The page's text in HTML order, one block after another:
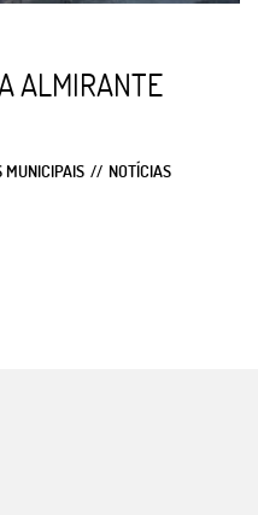
ALMIRANTE
MUNICIPAIS NOTÍCIAS